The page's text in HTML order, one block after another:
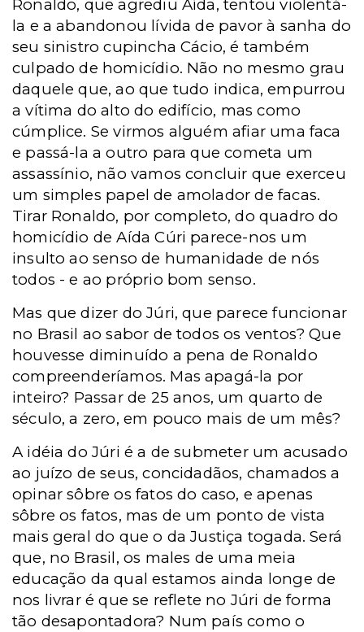
Ronaldo, que agrediu Aída, tentou violentá-
la e a abandonou lívida de pavor à sanha do
seu sinistro cupincha Cácio, é também
culpado de homicídio. Não no mesmo grau
daquele que, ao que tudo indica, empurrou
a vítima do alto do edifício, mas como
cúmplice. Se virmos alguém afiar uma faca
e passá-la a outro para que cometa um
assassínio, não vamos concluir que exerceu
um simples papel de amolador de facas.
Tirar Ronaldo, por completo, do quadro do
homicídio de Aída Cúri parece-nos um
insulto ao senso de humanidade de nós
todos - e ao próprio bom senso.
Mas que dizer do Júri, que parece funcionar
no Brasil ao sabor de todos os ventos? Que
houvesse diminuído a pena de Ronaldo
compreenderíamos. Mas apagá-la por
inteiro? Passar de 25 anos, um quarto de
século, a zero, em pouco mais de um mês?
A idéia do Júri é a de submeter um acusado
ao juízo de seus, concidadãos, chamados a
opinar sôbre os fatos do caso, e apenas
sôbre os fatos, mas de um ponto de vista
mais geral do que o da Justiça togada. Será
que, no Brasil, os males de uma meia
educação da qual estamos ainda longe de
nos livrar é que se reflete no Júri de forma
tão desapontadora? Num país como o